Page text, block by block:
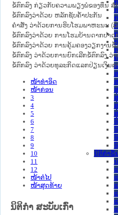
ນິຕິກໍາຂັ້
ຂໍ້ຕົກລົງ ກ່ຽວກັບຄວາມພຽງພໍຂອງທຶນ
ຂໍ້ຕົກລົງວ່າດ້ວຍ ຫລັກຊັບຄ້ຳປະກັນ
ຄຳສັ່ງ ວ່າດ້ວຍການຮິບໂຮມພາຫະນະ (
ຂໍ້ຕົກລົງວ່າດ້ວຍ ການໂຮມບ້ານດາກປາ
ຂໍ້ຕົກລົງວ່າດ້ວຍ ການຄຸ້ມຄອງວຽກງານ
ຂໍ້ຕົກລົງ ວ່າດ້ວຍການຍົກເລີກຂໍ້ຕົກລົງ ວ່
ຂໍ້ຕົກລົງ ວ່າດ້ວຍທຸລະກິດແລກປ່ຽນເງິນຕ
ໜ້າທໍາອິດ
ໜ້າກ່ອນ
3
4
5
6
7
8
9
10
11
12
ໜ້າຕໍ່ໄປ
ໜ້າສຸດທ້າຍ
ນິຕິກໍາ ສະບັບເກົ່າ